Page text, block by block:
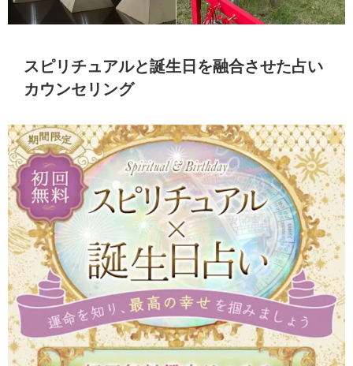
スピリチュアルと誕生日を融合させた占い
カウンセリング